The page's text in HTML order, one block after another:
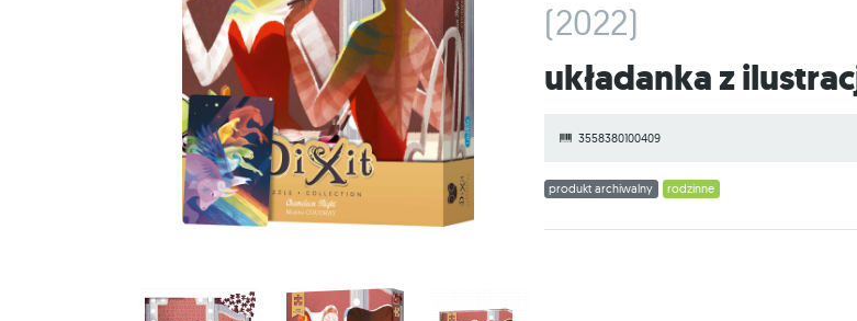
(2022)
Układanka z
3558380100409
produkt archiwalny rodzinne